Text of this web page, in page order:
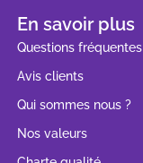
En savoir plus
Questions fréquentes
Avis clients
Qui sommes nous ?
Nos valeurs